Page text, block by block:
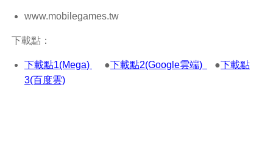
www.mobilegames.tw
下載點：
下載點1(Mega) ●下載點2(Google雲端) ●下載點
3(百度雲)